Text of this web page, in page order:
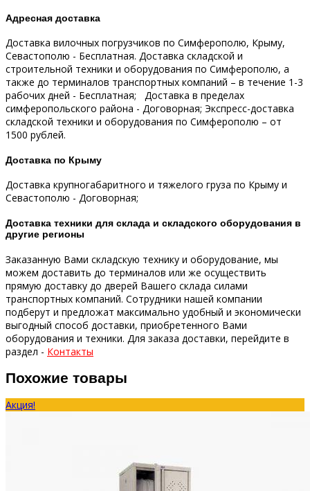
Адресная доставка
Доставка вилочных погрузчиков по Симферополю, Крыму,
Севастополю - Бесплатная. Доставка складской и
строительной техники и оборудования по Симферополю, а
также до терминалов транспортных компаний – в течение 1-3
рабочих дней - Бесплатная; Доставка в пределах
симферопольского района - Договорная; Экспресс-доставка
складской техники и оборудования по Симферополю – от
1500 рублей.
Доставка по Крыму
Доставка крупногабаритного и тяжелого груза по Крыму и
Севастополю - Договорная;
Доставка техники для склада и складского оборудования в
другие регионы
Заказанную Вами складскую технику и оборудование, мы
можем доставить до терминалов или же осуществить
прямую доставку до дверей Вашего склада силами
транспортных компаний. Сотрудники нашей компании
подберут и предложат максимально удобный и экономически
выгодный способ доставки, приобретенного Вами
оборудования и техники. Для заказа доставки, перейдите в
раздел - Контакты
Похожие товары
Акция!